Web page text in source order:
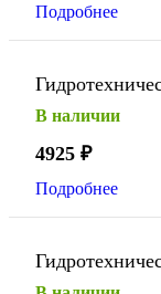
Подробнее
В наличии
4925 ₽
Подробнее